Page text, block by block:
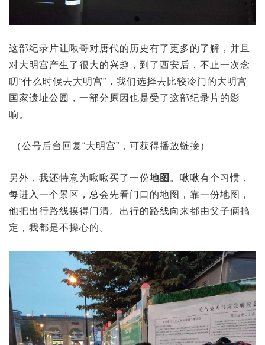
这部纪录片让啾哥对唐代的历史有了更多的了解，并且
对大明宫产生了很大的兴趣，到了西安后，不止一次念
叨“什么时候去大明宫”，我们选择去比较冷门的大明宫
国家遗址公园，一部分原因也是受了这部纪录片的影
响。
（公号后台回复“大明宫”，可获得播放链接）
另外，我还特意为啾啾买了一份地图 。啾啾有个习惯，
每进入一个景区，总会先看门口的地图，靠一份地图，
他把出行路线摸得门清。出行的路线向来都由父子俩搞
定，我都是不操心的。